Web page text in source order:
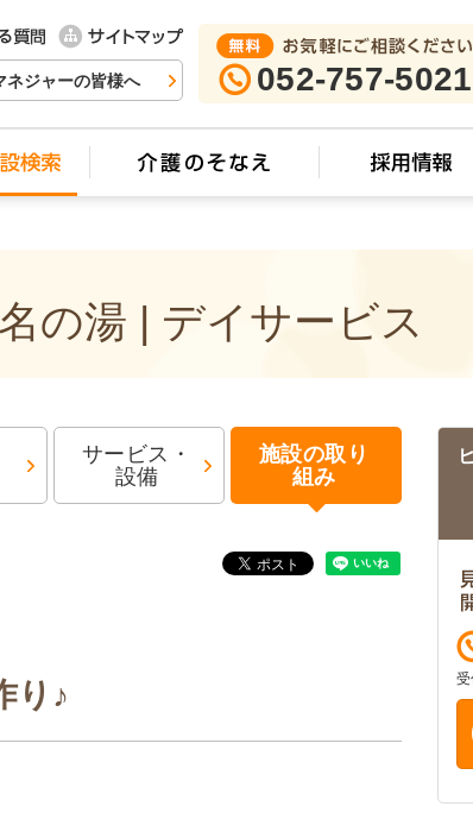
ネジャーの皆様へ 052-757-5021
の湯 | デイサービス
サービス・
設備
施設の取り
組み
り♪